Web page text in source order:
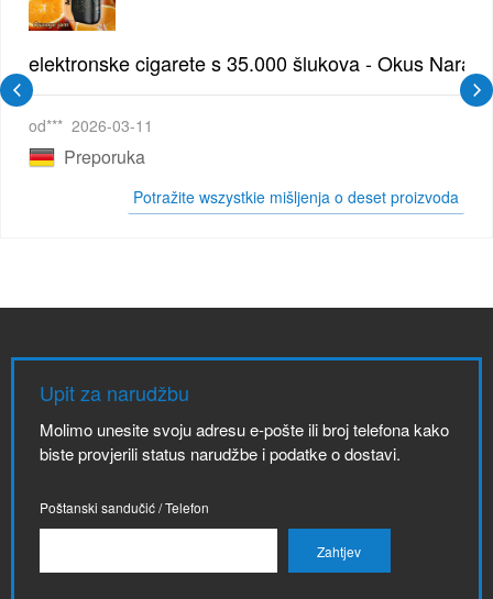
| Elegantna Voćna Kombinacija
elektronske cigarete s 35.000 šlukova - Okus
od*** 2026-03-11
Preporuka
Potražite wszystkie mišljenja o deset proizvoda
Upit za narudžbu
Molimo unesite svoju adresu e-pošte ili broj telefona kako
biste provjerili status narudžbe i podatke o dostavi.
Poštanski sandučić / Telefon